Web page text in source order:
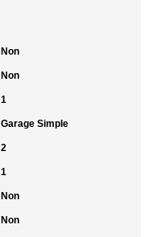
Non
Non
1
Garage Simple
2
1
Non
Non